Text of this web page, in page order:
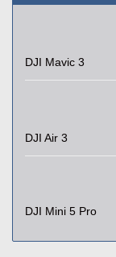
DJI Mavic 3
DJI Air 3
DJI Mini 5 Pro